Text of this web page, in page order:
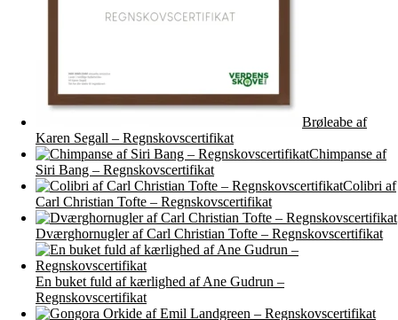
Brøleabe af
Karen Segall – Regnskovscertifikat
Chimpanse af
Siri Bang – Regnskovscertifikat
Colibri af
Carl Christian Tofte – Regnskovscertifikat
Dværghornugler af Carl Christian Tofte – Regnskovscertifikat
En buket fuld af kærlighed af Ane Gudrun –
Regnskovscertifikat